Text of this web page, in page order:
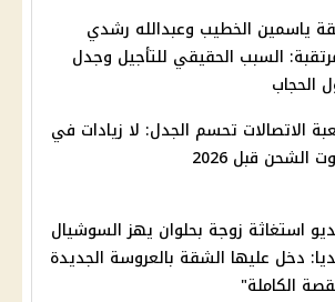
ياسمين الخطيب وعبدالله رشدي
السبب الحقيقي للتأجيل وجدل
الحجاب
الاتصالات تحسم الجدل: لا زيادات في
الشحن قبل 2026
استغاثة زوجة بحلوان يهز السوشيال
دخل عليها الشقة بالعروسة الجديدة
الكاملة"